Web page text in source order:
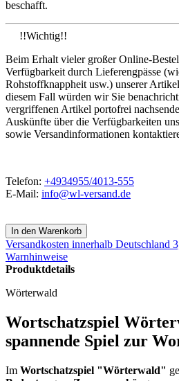
beschafft.
!!Wichtig!!
Beim Erhalt vieler großer Online-
Verfügbarkeit durch Lieferengpässe
Rohstoffknappheit usw.) unserer
diesem Fall würden wir Sie
vergriffenen Artikel portofrei
Auskünfte über die Verfügbarkeiten
sowie Versandinformationen
Telefon: +4934955/4013-555
E-Mail: info@wl-versand.de
Versandkosten innerhalb Deutschland
Warnhinweise
Produktdetails
Wörterwald
Wortschatzspiel
spannende Spiel zur
Im Wortschatzspiel "Wörterwald"